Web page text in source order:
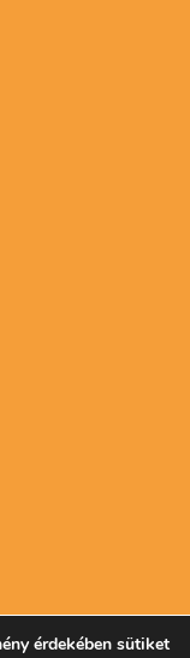
érdekében sütiket